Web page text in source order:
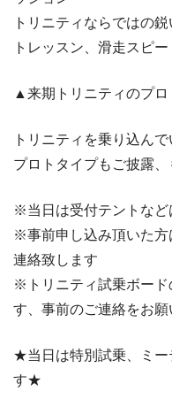
トリニティならではの
トレッスン、滑走スピ
▲来期トリニティのプロ
トリニティを乗り込ん
プロトタイプもご披露
※当日は受付テントなど
※事前申し込み頂いた方
連絡致します
※トリニティ試乗ボード
す、事前のご連絡をお願
★当日は特別試乗、ミー
す★